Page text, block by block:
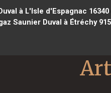
à L'Isle d'Espagnac 16340
Saunier Duval à Étréchy